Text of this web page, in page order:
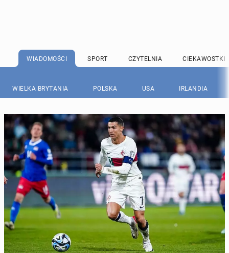
WIADOMOŚCI SPORT CZYTELNIA CIEKAWOSTKI
WIELKA BRYTANIA POLSKA USA IRLANDIA